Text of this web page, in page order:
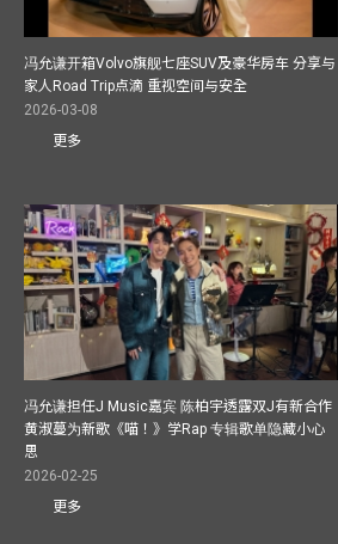
冯允谦开箱Volvo旗舰七座SUV及豪华房车 分享与
家人Road Trip点滴 重视空间与安全
2026-03-08
更多
冯允谦担任J Music嘉宾 陈柏宇透露双J有新合作
黄淑蔓为新歌《喵！》学Rap 专辑歌单隐藏小心
思
2026-02-25
更多